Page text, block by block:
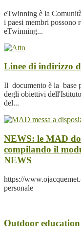
eTwinning è la
i paesi membri possono
eTwinning...
Linee di indirizzo
Il documento è la base
degli obiettivi
del...
NEWS: le MAD
compilando il
NEWS
https://
personale
Outdoor education